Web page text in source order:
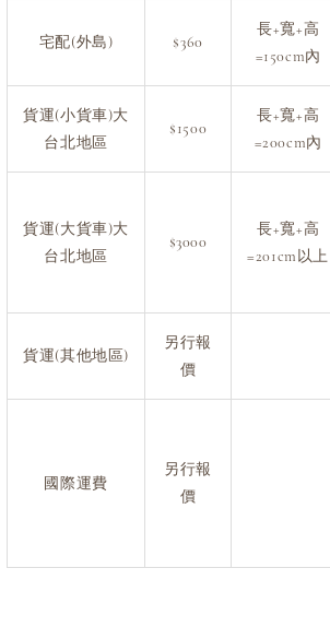
宅配(外島) $360
長+寬+高
=150cm內
貨運(小貨車)大
台北地區
$1500
長+寬+高
=200cm內
貨運(大貨車)大
台北地區
$3000
長+寬+高
=201cm以上
貨運(其他地區)
另行報
價
國際運費
另行報
價